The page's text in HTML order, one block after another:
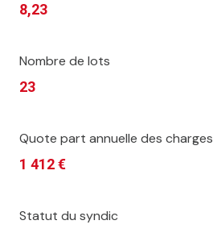
8,23
Nombre de lots
23
Quote part annuelle des charges
1 412 €
Statut du syndic